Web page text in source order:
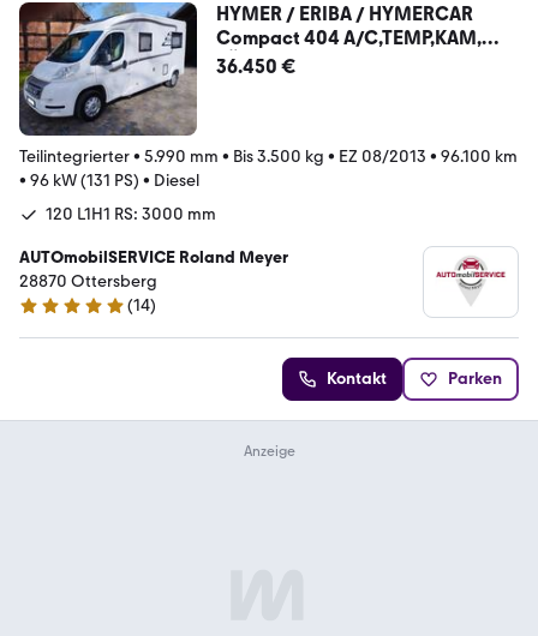
HYMER / ERIBA / HYMERCAR
Compact 404 A/C,TEMP,KAM,
TÜV neu *Topzustand*
36.450 €
Teilintegrierter• 5.990 mm • Bis 3.500 kg • EZ 08/2013 • 96.100 km
• 96 kW (131 PS) • Diesel
120 L1H1 RS: 3000 mm
AUTOmobilSERVICE Roland Meyer
28870 Ottersberg
5 Sterne
(14)
Kontakt Parken